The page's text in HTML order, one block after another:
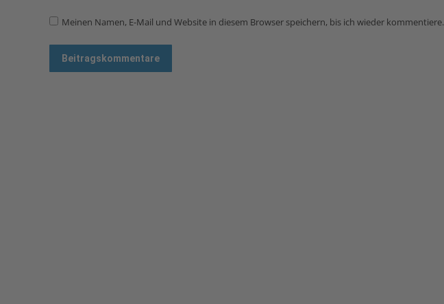
Meinen Namen, E-Mail und Website in diesem Browser speichern, bis ich wieder kommentiere.
Beitragskommentare